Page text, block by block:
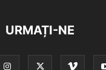
URMAȚI-NE